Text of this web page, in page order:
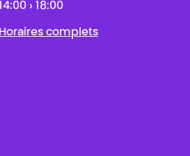
14:00 › 18:00
Horaires complets